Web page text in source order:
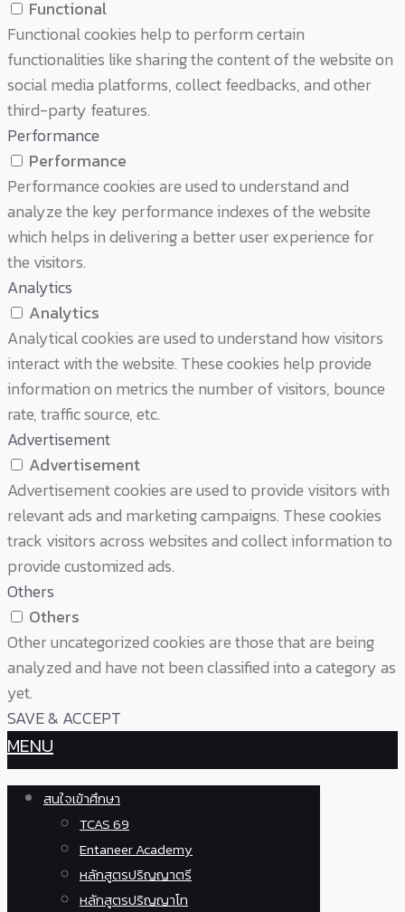
Functional
Functional cookies help to perform certain
functionalities like sharing the content of the website on
social media platforms, collect feedbacks, and other
third-party features.
Performance
Performance
Performance cookies are used to understand and
analyze the key performance indexes of the website
which helps in delivering a better user experience for
the visitors.
Analytics
Analytics
Analytical cookies are used to understand how visitors
interact with the website. These cookies help provide
information on metrics the number of visitors, bounce
rate, traffic source, etc.
Advertisement
Advertisement
Advertisement cookies are used to provide visitors with
relevant ads and marketing campaigns. These cookies
track visitors across websites and collect information to
provide customized ads.
Others
Others
Other uncategorized cookies are those that are being
analyzed and have not been classified into a category as
yet.
SAVE & ACCEPT
MENU
สนใจเข้าศึกษา
TCAS 69
Entaneer Academy
หลักสูตรปริญญาตรี
หลักสูตรปริญญาโท